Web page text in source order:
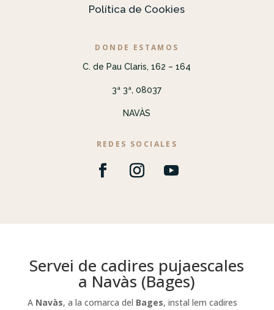
Política de Cookies
DONDE ESTAMOS
C. de Pau Claris, 162 – 164
3ª 3ª, 08037
NAVÀS
REDES SOCIALES
Servei de cadires pujaescales
a Navàs (Bages)
A Navàs, a la comarca del Bages, instal lem cadires